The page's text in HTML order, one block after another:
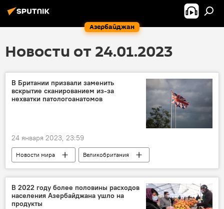
Азербайджан
Новости от 24.01.2023
В Британии призвали заменить
вскрытие сканированием из-за
нехватки патологоанатомов
24 января 2023, 23:59
Новости мира
Великобритания
смертность
Похороны Вскрытие
В 2022 году более половины расходов
населения Азербайджана ушло на
продукты